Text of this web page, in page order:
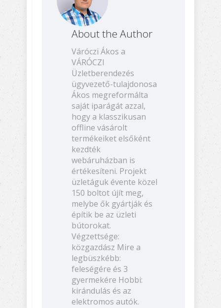
About the Author
Váróczi Ákos a
VÁRÓCZI
Üzletberendezés
ügyvezető-tulajdonosa
Ákos megreformálta
saját iparágát azzal,
hogy a klasszikusan
offline vásárolt
termékeiket elsőként
kezdték
webáruházban is
értékesíteni. Projekt
üzletáguk évente közel
150 boltot újít meg,
melybe ők gyártják és
építik be az üzleti
bútorokat.
Végzettsége:
közgazdász Mire a
legbüszkébb:
feleségére és 3
gyermekére Hobbi:
kirándulás és az
elektromos autók.